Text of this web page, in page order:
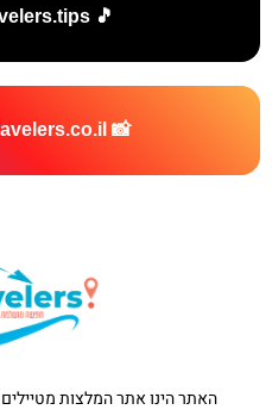
🎵 TikTok - travelers.tips
📸 Instagram - travelers.co.il
האתר הינו אתר המלצות